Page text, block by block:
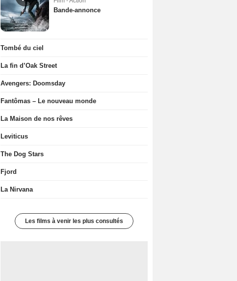
Bande-annonce
Tombé du ciel
La fin d’Oak Street
Avengers: Doomsday
Fantômas – Le nouveau monde
La Maison de nos rêves
Leviticus
The Dog Stars
Fjord
La Nirvana
Les films à venir les plus consultés